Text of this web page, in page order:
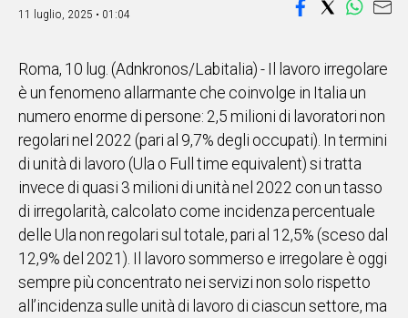
OGLIASTRA
ALTRE
NOTIZIE
POLITICA
IN
ITALIA
NEL
MONDO
SPORT
EVENTI
STORIE
11 luglio, 2025 • 01:04
Roma, 10 lug. (Adnkronos/Labitalia) - Il lavoro irregolare
è un fenomeno allarmante che coinvolge in Italia un
numero enorme di persone: 2,5 milioni di lavoratori non
regolari nel 2022 (pari al 9,7% degli occupati). In termini
di unità di lavoro (Ula o Full time equivalent) si tratta
invece di quasi 3 milioni di unità nel 2022 con un tasso
di irregolarità, calcolato come incidenza percentuale
delle Ula non regolari sul totale, pari al 12,5% (sceso dal
12,9% del 2021). Il lavoro sommerso e irregolare è oggi
sempre più concentrato nei servizi non solo rispetto
all’incidenza sulle unità di lavoro di ciascun settore, ma